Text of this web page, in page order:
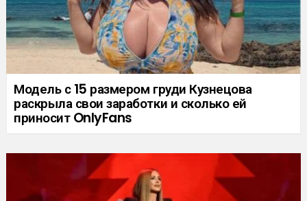
Модель с 15 размером груди Кузнецова
раскрыла свои заработки и сколько ей
приносит OnlyFans